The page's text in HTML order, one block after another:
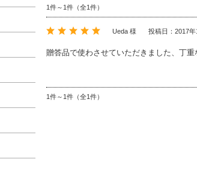
1件～1件（全1件）
Ueda 様 投稿日：2017年
贈答品で使わさせていただきました、丁重
1件～1件（全1件）